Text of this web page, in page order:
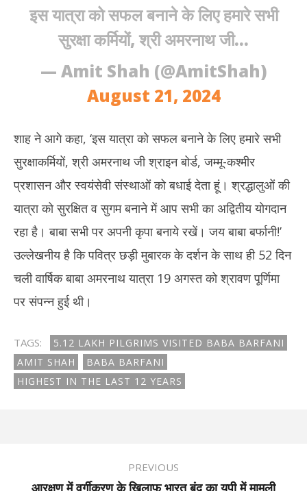
इस यात्रा को सफल बनाने के लिए हमारे सभी
सुरक्षा कर्मियों, श्री अमरनाथ जी…
— Amit Shah (@AmitShah)
August 21, 2024
शाह ने आगे कहा, ‘इस यात्रा को सफल बनाने के लिए हमारे सभी
सुरक्षाकर्मियों, श्री अमरनाथ जी श्राइन बोर्ड, जम्मू-कश्मीर
प्रशासन और स्वयंसेवी संस्थाओं को बधाई देता हूं। श्रद्धालुओं की
यात्रा को सुरक्षित व सुगम बनाने में आप सभी का अद्वितीय योगदान
रहा है। बाबा सभी पर अपनी कृपा बनाये रखें। जय बाबा बर्फानी!’
उल्लेखनीय है कि पवित्र छड़ी मुबारक के दर्शन के साथ ही 52 दिन
चली वार्षिक बाबा अमरनाथ यात्रा 19 अगस्त को श्रावण पूर्णिमा
पर संपन्न हुई थी।
TAGS:
5.12 LAKH PILGRIMS VISITED BABA BARFANI
AMIT SHAH
BABA BARFANI
HIGHEST IN THE LAST 12 YEARS
PREVIOUS
आरक्षण में वर्गीकरण के खिलाफ भारत बंद का यूपी में मामूली